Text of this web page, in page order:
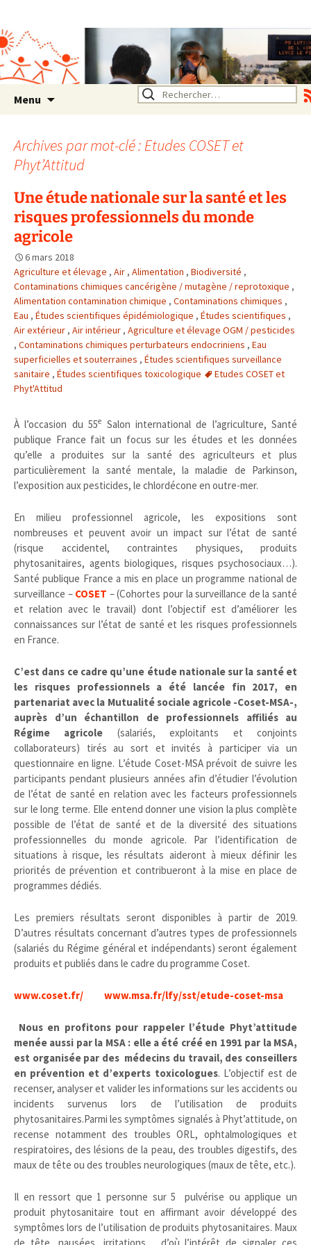
Rhône Alpes
Un environnement sain pour
la santé de tous
Menu Rechercher :
Archives par mot-clé : Etudes COSET et
Phyt’Attitud
Une étude nationale sur la santé et les
risques professionnels du monde
agricole
6 mars 2018
Agriculture et élevage , Air , Alimentation , Biodiversité ,
Contaminations chimiques cancérigène / mutagène / reprotoxique ,
Alimentation contamination chimique , Contaminations chimiques ,
Eau , Études scientifiques épidémiologique , Études scientifiques ,
Air extérieur , Air intérieur , Agriculture et élevage OGM / pesticides
, Contaminations chimiques perturbateurs endocriniens , Eau
superficielles et souterraines , Études scientifiques surveillance
sanitaire , Études scientifiques toxicologique
Etudes COSET et
Phyt'Attitud
À l’occasion du 55e Salon international de l’agriculture, Santé
publique France fait un focus sur les études et les données
qu’elle a produites sur la santé des agriculteurs et plus
particulièrement la santé mentale, la maladie de Parkinson,
l’exposition aux pesticides, le chlordécone en outre-mer.
En milieu professionnel agricole, les expositions sont
nombreuses et peuvent avoir un impact sur l’état de santé
(risque accidentel, contraintes physiques, produits
phytosanitaires, agents biologiques, risques psychosociaux…).
Santé publique France a mis en place un programme national de
surveillance – COSET – (Cohortes pour la surveillance de la santé
et relation avec le travail) dont l’objectif est d’améliorer les
connaissances sur l’état de santé et les risques professionnels
en France.
C’est dans ce cadre qu’une étude nationale sur la santé et
les risques professionnels a été lancée fin 2017, en
partenariat avec la Mutualité sociale agricole -Coset-MSA-,
auprès d’un échantillon de professionnels affiliés au
Régime agricole (salariés, exploitants et conjoints
collaborateurs) tirés au sort et invités à participer via un
questionnaire en ligne. L’étude Coset-MSA prévoit de suivre les
participants pendant plusieurs années afin d’étudier l’évolution
de l’état de santé en relation avec les facteurs professionnels
sur le long terme. Elle entend donner une vision la plus complète
possible de l’état de santé et de la diversité des situations
professionnelles du monde agricole. Par l’identification de
situations à risque, les résultats aideront à mieux définir les
priorités de prévention et contribueront à la mise en place de
programmes dédiés.
Les premiers résultats seront disponibles à partir de 2019.
D’autres résultats concernant d’autres types de professionnels
(salariés du Régime général et indépendants) seront également
produits et publiés dans le cadre du programme Coset.
www.coset.fr/ www.msa.fr/lfy/sst/etude-coset-msa
Nous en profitons pour rappeler l’étude Phyt’attitude
menée aussi par la MSA : elle a été créé en 1991 par la MSA,
est organisée par des médecins du travail, des conseillers
en prévention et d’experts toxicologues. L’objectif est de
recenser, analyser et valider les informations sur les accidents ou
incidents survenus lors de l’utilisation de produits
phytosanitaires.Parmi les symptômes signalés à Phyt’attitude, on
recense notamment des troubles ORL, ophtalmologiques et
respiratoires, des lésions de la peau, des troubles digestifs, des
maux de tête ou des troubles neurologiques (maux de tête, etc.).
Il en ressort que 1 personne sur 5 pulvérise ou applique un
produit phytosanitaire tout en affirmant avoir développé des
symptômes lors de l’utilisation de produits phytosanitaires. Maux